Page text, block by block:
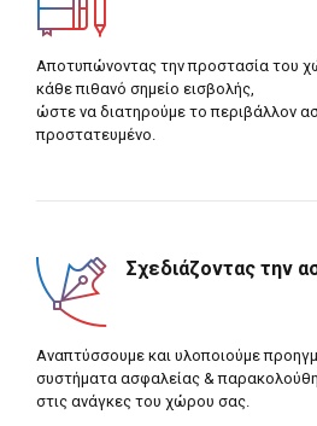
Αποτυπώνοντας την προστασία του
κάθε πιθανό σημείο εισβολής,
ώστε να διατηρούμε το περιβάλλον
προστατευμένο.
Σχεδιάζοντας την
Αναπτύσσουμε και υλοποιούμε
συστήματα ασφαλείας &
στις ανάγκες του χώρου σας.